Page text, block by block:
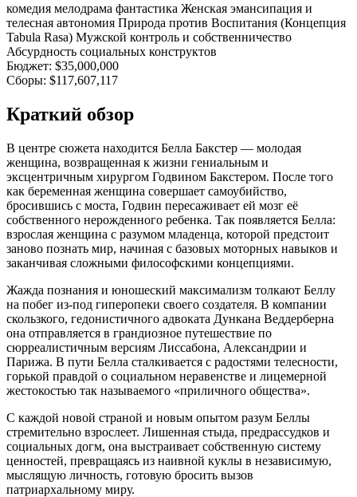
комедия мелодрама фантастика Женская эмансипация и
телесная автономия Природа против Воспитания (Концепция
Tabula Rasa) Мужской контроль и собственничество
Абсурдность социальных конструктов
Бюджет: $35,000,000
Сборы: $117,607,117
Краткий обзор
В центре сюжета находится Белла Бакстер — молодая
женщина, возвращенная к жизни гениальным и
эксцентричным хирургом Годвином Бакстером. После того
как беременная женщина совершает самоубийство,
бросившись с моста, Годвин пересаживает ей мозг её
собственного нерожденного ребенка. Так появляется Белла:
взрослая женщина с разумом младенца, которой предстоит
заново познать мир, начиная с базовых моторных навыков и
заканчивая сложными философскими концепциями.
Жажда познания и юношеский максимализм толкают Беллу
на побег из-под гиперопеки своего создателя. В компании
скользкого, гедонистичного адвоката Дункана Веддерберна
она отправляется в грандиозное путешествие по
сюрреалистичным версиям Лиссабона, Александрии и
Парижа. В пути Белла сталкивается с радостями телесности,
горькой правдой о социальном неравенстве и лицемерной
жестокостью так называемого «приличного общества».
С каждой новой страной и новым опытом разум Беллы
стремительно взрослеет. Лишенная стыда, предрассудков и
социальных догм, она выстраивает собственную систему
ценностей, превращаясь из наивной куклы в независимую,
мыслящую личность, готовую бросить вызов
патриархальному миру.